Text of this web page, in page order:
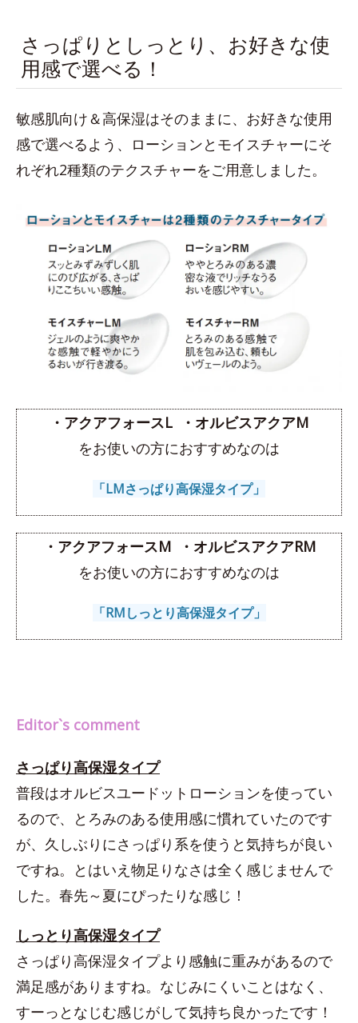
さっぱりとしっとり、お好きな使
用感で選べる！
敏感肌向け＆高保湿はそのままに、お好きな使用
感で選べるよう、ローションとモイスチャーにそ
れぞれ2種類のテクスチャーをご用意しました。
・アクアフォースL
・オルビスアクアM
をお使いの方におすすめなのは
「LMさっぱり高保湿タイプ」
・アクアフォースM ・オルビスアクアRM
をお使いの方におすすめなのは
「RMしっとり高保湿タイプ」
Editor`s comment
さっぱり高保湿タイプ
普段はオルビスユードットローションを使ってい
るので、とろみのある使用感に慣れていたのです
が、久しぶりにさっぱり系を使うと気持ちが良い
ですね。とはいえ物足りなさは全く感じませんで
した。春先～夏にぴったりな感じ！
しっとり高保湿タイプ
さっぱり高保湿タイプより感触に重みがあるので
満足感がありますね。なじみにくいことはなく、
すーっとなじむ感じがして気持ち良かったです！